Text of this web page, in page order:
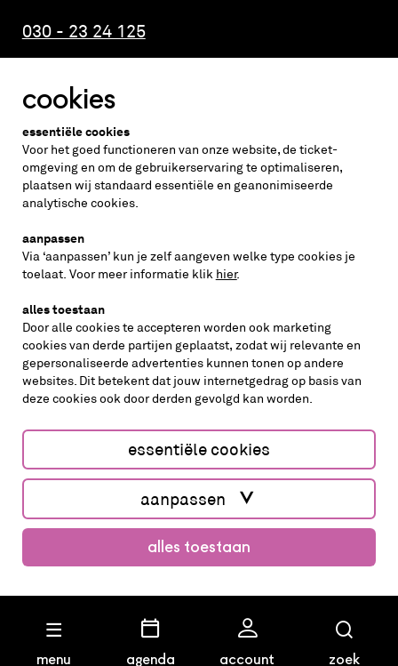
menu agenda account zoek
030 - 23 24 125
Altijd weten wat er speelt?
vraag de nieuwsbrief aan
inschrijven
volg ons op
cookies aanpassen cookies/privacy
Website by The Cre8ion.Lab
cookies
essentiële cookies
Voor het goed functioneren van onze website, de ticket-
omgeving en om de gebruikerservaring te optimaliseren,
plaatsen wij standaard essentiële en geanonimiseerde
analytische cookies.
aanpassen
Via ‘aanpassen’ kun je zelf aangeven welke type cookies je
toelaat. Voor meer informatie klik hier.
alles toestaan
Door alle cookies te accepteren worden ook marketing
cookies van derde partijen geplaatst, zodat wij relevante en
gepersonaliseerde advertenties kunnen tonen op andere
websites. Dit betekent dat jouw internetgedrag op basis van
deze cookies ook door derden gevolgd kan worden.
essentiële cookies
aanpassen
alles toestaan